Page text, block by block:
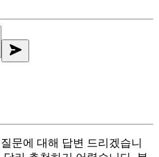
문에 대해 답변 드리겠습니